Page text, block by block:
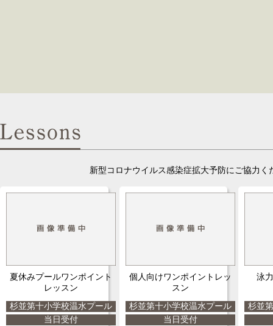
新型コロナウイルス感染症拡大予防にご協力
夏休みプールワンポイント
レッスン
杉並第十小学校温水プール
当日受付
個人向けワンポイントレッ
スン
杉並第十小学校温水プール
当日受付
泳
杉並